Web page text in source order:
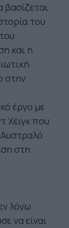
βασίζεται
του
και η
στην
έργο με
Χέιγκ που
στη
λόγω
να είναι